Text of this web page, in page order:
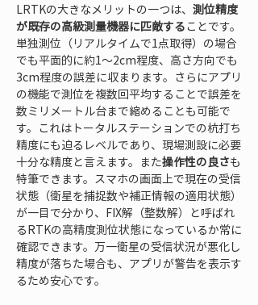
LRTKの大きなメリットの一つは、 測位精度
が既存の高級測量機器に匹敵することです。
単独測位（リアルタイムで1点取得）の場合
でも平面的に約1～2cm程度、高さ方向でも
3cm程度の誤差に収まります。さらにアプリ
の機能で測位を複数回平均することで誤差を
数ミリメートル台まで縮めることも可能で
す。これはトータルステーションでの杭打ち
精度にも迫るレベルであり、現場測設に必要
十分な精度と言えます。また操作性の良さも
特筆できます。スマホの画面上で現在の受信
状態（衛星を捕捉数や補正情報の適用状態）
が一目で分かり、FIX解（整数解）と呼ばれ
るRTKの高精度測位状態になっているか常に
確認できます。万一衛星の受信状況が悪化し
精度が落ちた場合も、アプリが警告を表示す
るため安心です。